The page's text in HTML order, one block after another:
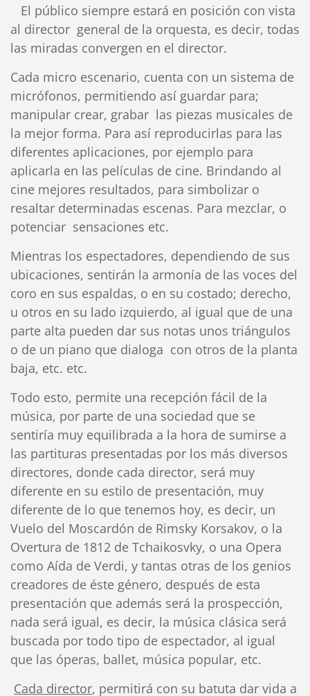
El público siempre estará en posición con vista
al director general de la orquesta, es decir, todas
las miradas convergen en el director.
Cada micro escenario, cuenta con un sistema de
micrófonos, permitiendo así guardar para;
manipular crear, grabar las piezas musicales de
la mejor forma. Para así reproducirlas para las
diferentes aplicaciones, por ejemplo para
aplicarla en las películas de cine. Brindando al
cine mejores resultados, para simbolizar o
resaltar determinadas escenas. Para mezclar, o
potenciar sensaciones etc.
Mientras los espectadores, dependiendo de sus
ubicaciones, sentirán la armonía de las voces del
coro en sus espaldas, o en su costado; derecho,
u otros en su lado izquierdo, al igual que de una
parte alta pueden dar sus notas unos triángulos
o de un piano que dialoga con otros de la planta
baja, etc. etc.
Todo esto, permite una recepción fácil de la
música, por parte de una sociedad que se
sentiría muy equilibrada a la hora de sumirse a
las partituras presentadas por los más diversos
directores, donde cada director, será muy
diferente en su estilo de presentación, muy
diferente de lo que tenemos hoy, es decir, un
Vuelo del Moscardón de Rimsky Korsakov, o la
Overtura de 1812 de Tchaikosvky, o una Opera
como Aída de Verdi, y tantas otras de los genios
creadores de éste género, después de esta
presentación que además será la prospección,
nada será igual, es decir, la música clásica será
buscada por todo tipo de espectador, al igual
que las óperas, ballet, música popular, etc.
Cada director, permitirá con su batuta dar vida a